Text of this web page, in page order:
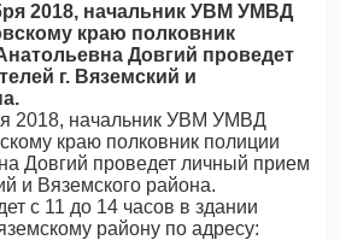
2018, начальник УВМ УМВД
краю полковник
Довгий проведет
г. Вяземский и
2018, начальник УВМ УМВД
краю полковник полиции
Довгий проведет личный прием
и Вяземского района.
с 11 до 14 часов в здании
району по адресу: